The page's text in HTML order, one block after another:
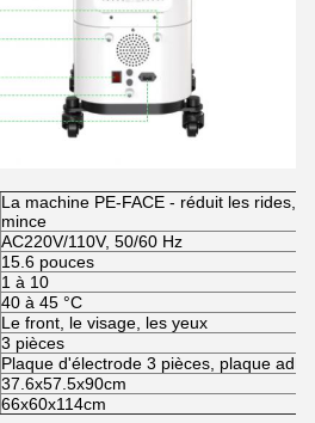
La machine PE-FACE - réduit les rides,
mince
AC220V/110V, 50/60 Hz
15.6 pouces
1 à 10
40 à 45 °C
Le front, le visage, les yeux
3 pièces
Plaque d'électrode 3 pièces, plaque
37.6x57.5x90cm
66x60x114cm